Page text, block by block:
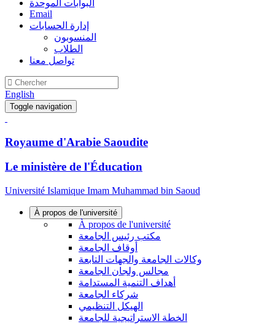
البوابات الموحدة
Email
إدارة الحسابات
المنسوبون
الطلاب
تواصل معنا
English
Toggle navigation
Royaume d'Arabie Saoudite
Le ministère de l'Éducation
Université Islamique Imam Muhammad bin Saoud
À propos de l'université
À propos de l'université
مكتب رئيس الجامعة
أوقاف الجامعة
وكالات الجامعة والجهات التابعة
مجالس ولجان الجامعة
أهداف التنمية المستدامة
شركاء الجامعة
الهيكل التنظيمي
الخطة الاستراتيجية للجامعة